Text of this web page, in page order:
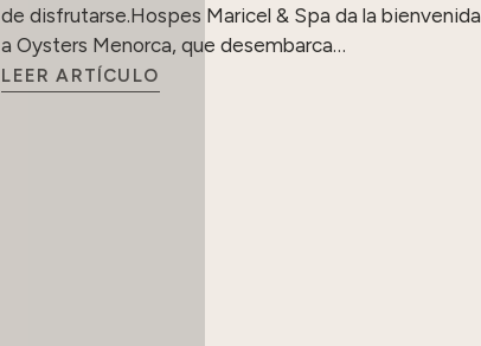
de disfrutarse.Hospes Maricel & Spa da la bienvenida
a Oysters Menorca, que desembarca…
LEER ARTÍCULO